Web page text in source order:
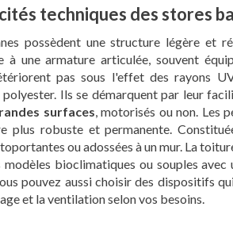
techniques des stores
possèdent une structure légère et
à une armature articulée, souvent
pas sous l'effet des rayons
polyester. Ils se démarquent par leur
surfaces, motorisés ou non. Les
plus robuste et permanente.
ou adossées à un mur. La
modèles bioclimatiques ou souples
pouvez aussi choisir des dispositifs
et la ventilation selon vos besoins.